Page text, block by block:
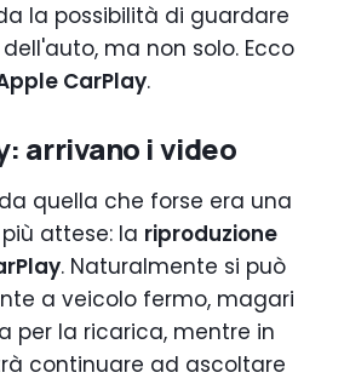
la possibilità di guardare
ma non solo. Ecco
CarPlay.
arrivano i video
quella che forse era una
attese: la riproduzione
. Naturalmente si può
a veicolo fermo, magari
per la ricarica, mentre in
continuare ad ascoltare